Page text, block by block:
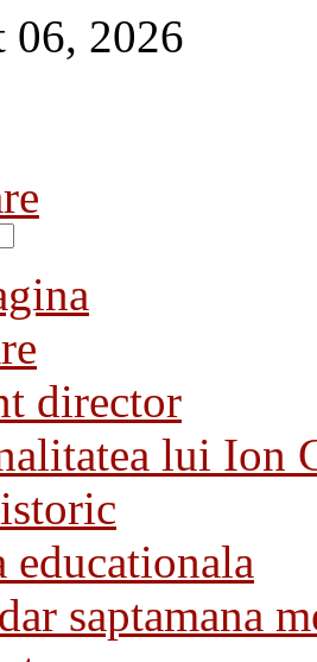
06, 2026
director
lui Ion
educationala
saptamana